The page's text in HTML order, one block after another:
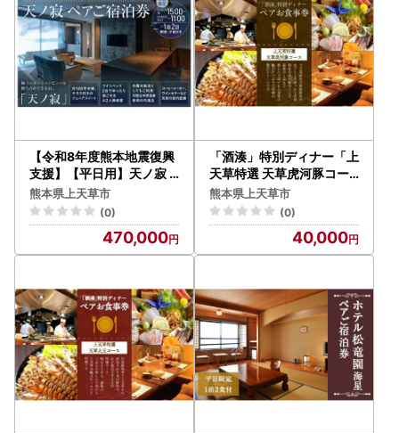
【令和8年度熊本地震復興
支援】【平日用】天ノ寂
ペアご宿泊券 (ジュニアス
イート)
熊本県上天草市
(0)
470,000
「酒湊」特別ディナー「上
天草特選 天草虎河豚コー
ス」ペアお食事券(2名1組)
熊本県上天草市
(0)
40,000